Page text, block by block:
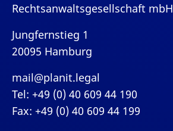
Rechtsanwaltsgesellschaft mbH
Jungfernstieg 1
20095 Hamburg
mail@planit.legal
Tel: +49 (0) 40 609 44 190
Fax: +49 (0) 40 609 44 199